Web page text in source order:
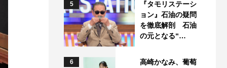
5
『タモリステーシ
ョン』石油の疑問
を徹底解剖 石油
の元となる“…
6
高崎かなみ、葡萄